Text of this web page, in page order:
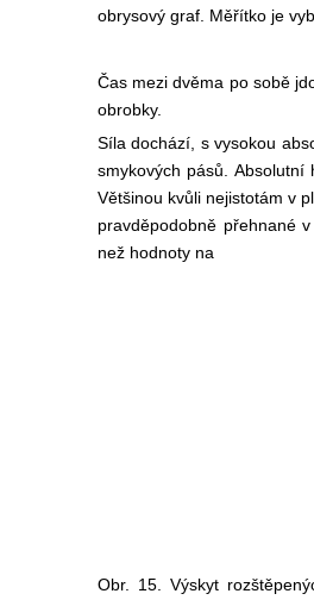
obrysový graf. Měřítko je
Čas mezi dvěma po sobě
obrobky.
Síla dochází, s vysokou
smykových pásů. Absolutní
Většinou kvůli nejistotám v
pravděpodobně přehnané
než hodnoty na
Obr. 15. Výskyt